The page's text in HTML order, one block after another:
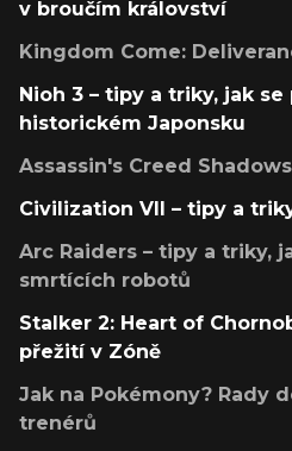
v broučím království
Kingdom Come:
Nioh 3 – tipy a triky, jak
historickém Japonsku
Assassin's Creed
Civilization VII – tipy a
Arc Raiders – tipy a triky,
smrtících robotů
Stalker 2: Heart of
přežití v Zóně
Jak na Pokémony? Rady
trenérů